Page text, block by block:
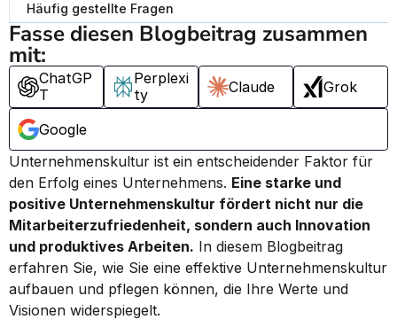
Häufig gestellte Fragen
Fasse diesen Blogbeitrag zusammen
mit:
ChatGP
T
Perplexi
ty
Claude Grok
Google
Unternehmenskultur ist ein entscheidender Faktor für
den Erfolg eines Unternehmens. Eine starke und
positive Unternehmenskultur fördert nicht nur die
Mitarbeiterzufriedenheit, sondern auch Innovation
und produktives Arbeiten. In diesem Blogbeitrag
erfahren Sie, wie Sie eine effektive Unternehmenskultur
aufbauen und pflegen können, die Ihre Werte und
Visionen widerspiegelt.